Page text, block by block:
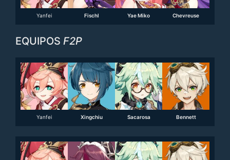
Yanfei Fischl Yae Miko Chevreuse
EQUIPOS F2P
Yanfei Xingchiu Sacarosa Bennett